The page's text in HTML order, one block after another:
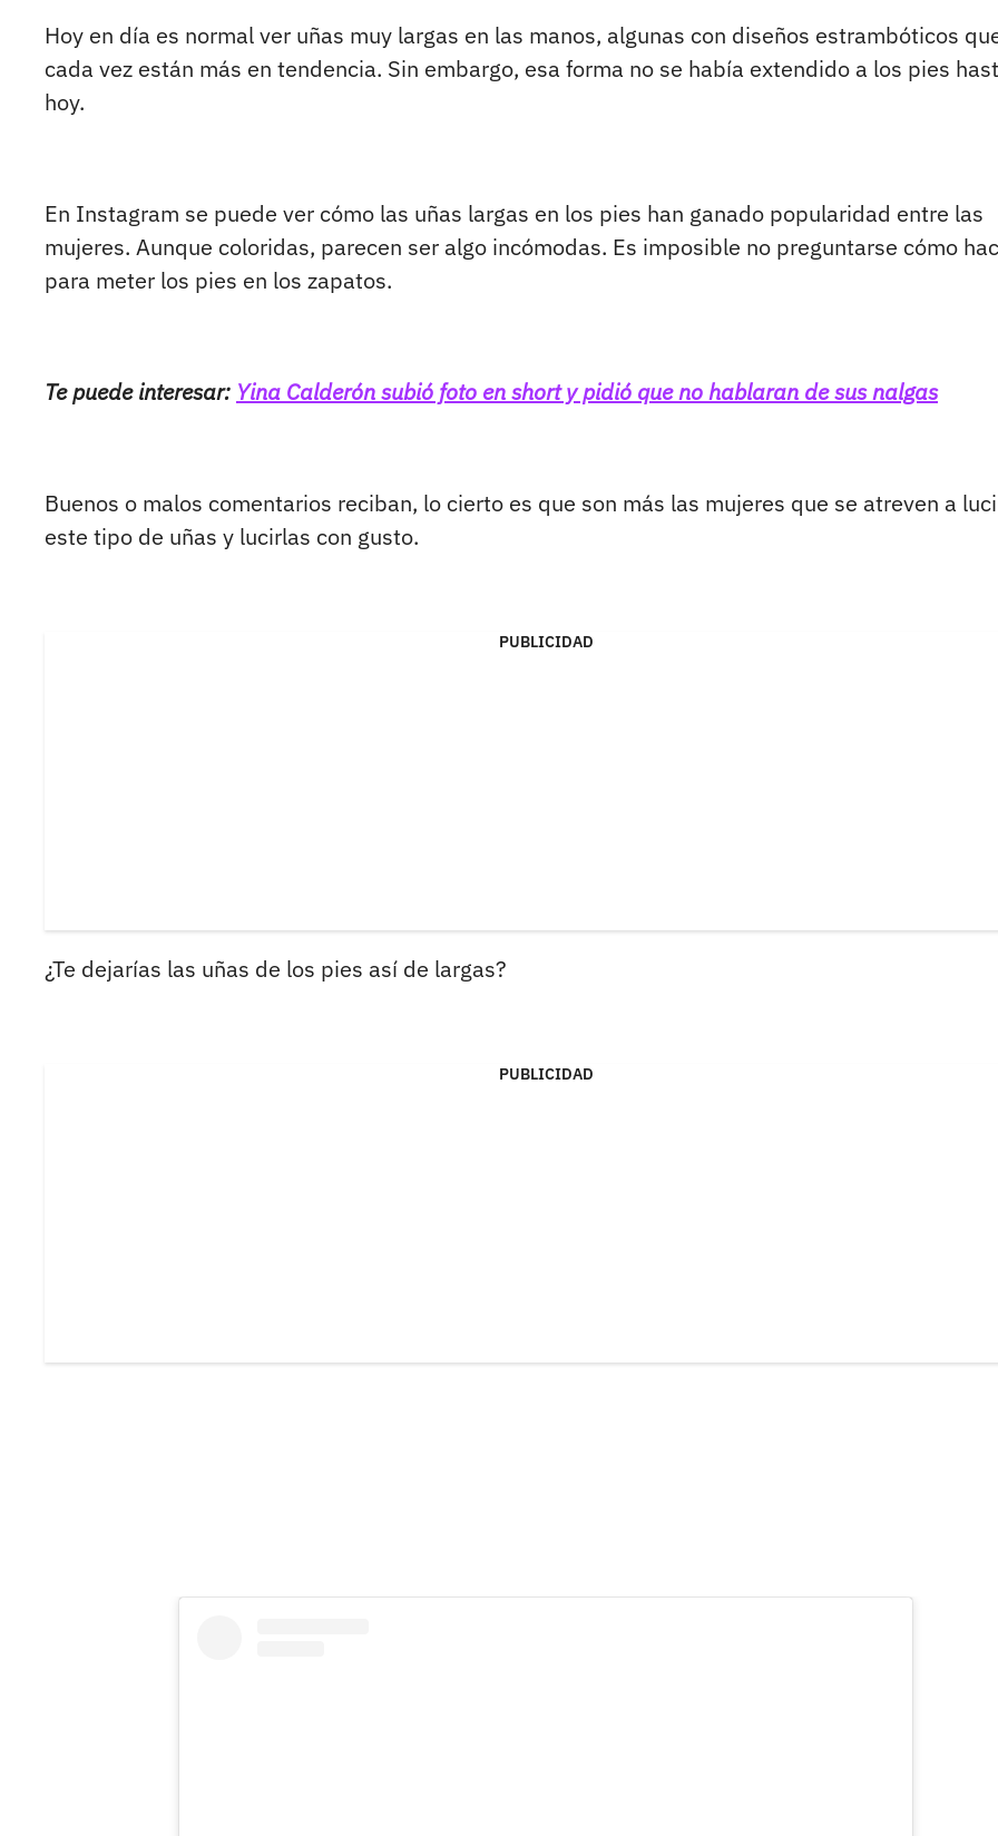
Hoy en día es normal ver uñas muy largas en las manos, algunas con diseños estrambóticos
cada vez están más en tendencia. Sin embargo, esa forma no se había extendido a los pies
hoy.
En Instagram se puede ver cómo las uñas largas en los pies han ganado popularidad entre las
mujeres. Aunque coloridas, parecen ser algo incómodas. Es imposible no preguntarse cómo
para meter los pies en los zapatos.
Te puede interesar: Yina Calderón subió foto en short y pidió que no hablaran de sus nalgas
Buenos o malos comentarios reciban, lo cierto es que son más las mujeres que se atreven a
este tipo de uñas y lucirlas con gusto.
PUBLICIDAD
¿Te dejarías las uñas de los pies así de largas?
PUBLICIDAD